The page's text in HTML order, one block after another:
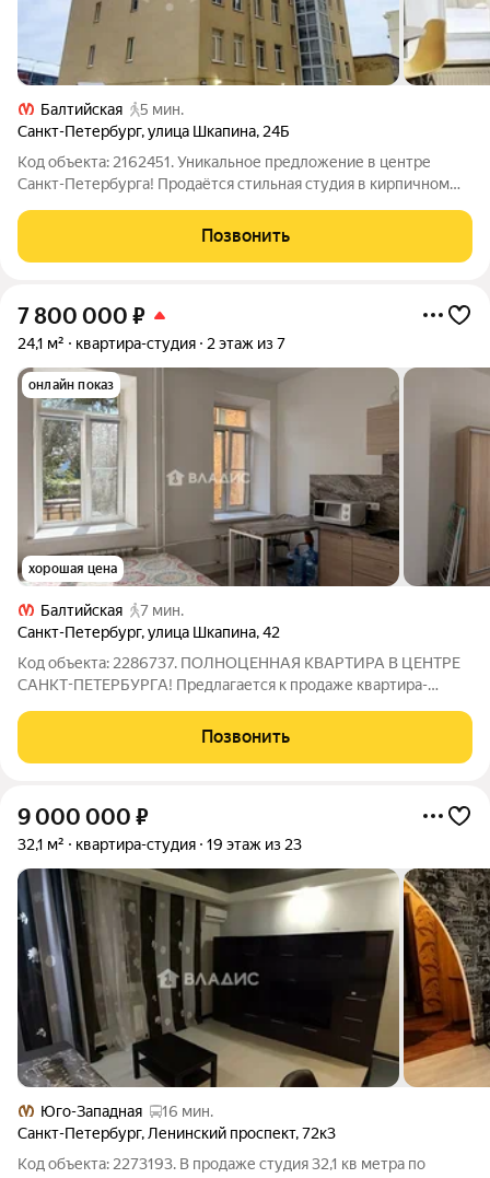
Балтийская
5 мин.
Санкт-Петербург,улица Шкапина, 24Б
Код объекта: 2162451. Уникальное предложение в центре
Санкт-Петербурга! Продаётся стильная студия в кирпичном
Адмиралтейского района. Квартира расположена на первом
этаже семиэтажного дома и
Позвонить
7 800 000 ₽
24,1 м² квартира-студия 2 этаж из 7
онлайн показ
хорошая цена
Балтийская
7 мин.
Санкт-Петербург,улица Шкапина,42
Код объекта: 2286737. ПОЛНОЦЕННАЯ КВАРТИРА В ЦЕНТРЕ
САНКТ-ПЕТЕРБУРГА! Предлагается к продаже квартира-
апартаменты! Адмиралтейский район. 7 минут пешком до
метро Балтийская. Вся инфраструктура в пешей
Позвонить
9 000 000 ₽
32,1 м² квартира-студия 19 этаж из 23
Юго-Западная
16 мин.
Санкт-Петербург, Ленинский проспект,72к3
Код объекта: 2273193. В продаже студия 32,1 кв метра по